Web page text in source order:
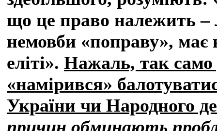
що це право належить –
немовби «поправу»,
еліті». Нажаль, так само
«намірився»
України чи Народного
причин обминають